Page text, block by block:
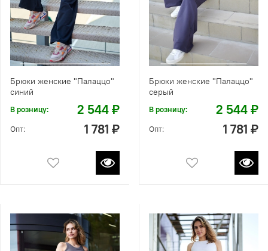
Брюки женские "Палаццо"
синий
В розницу: 2 544 ₽
Опт: 1 781 ₽
Брюки женские "Палаццо"
серый
В розницу: 2 544 ₽
Опт: 1 781 ₽